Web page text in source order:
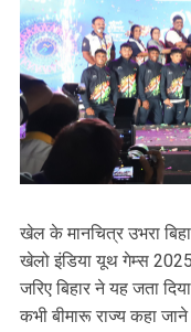
खेल के मानचित्र उभरा
खेलो इंडिया यूथ गेम्स
जरिए बिहार ने यह जता
कभी बीमारू राज्‍य कहा